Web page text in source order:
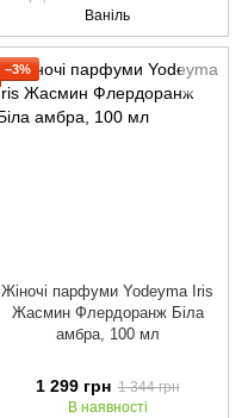
Ваніль
−3%
Жіночі парфуми Yodeyma Iris
Жасмин Флердоранж Біла
амбра, 100 мл
1 299 грн 1 344 грн
В наявності